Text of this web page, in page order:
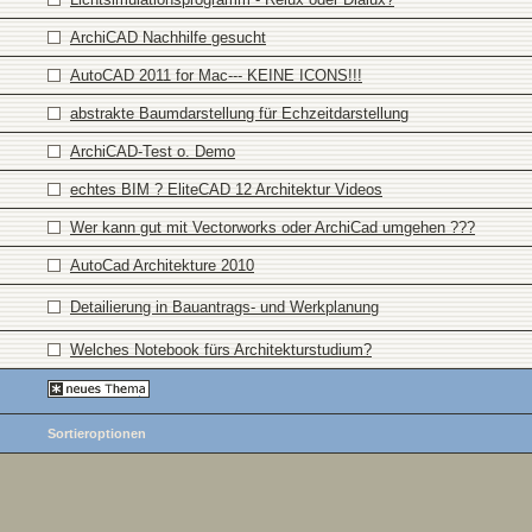
ArchiCAD Nachhilfe gesucht
AutoCAD 2011 for Mac--- KEINE ICONS!!!
abstrakte Baumdarstellung für Echzeitdarstellung
ArchiCAD-Test o. Demo
echtes BIM ? EliteCAD 12 Architektur Videos
Wer kann gut mit Vectorworks oder ArchiCad umgehen ???
AutoCad Architekture 2010
Detailierung in Bauantrags- und Werkplanung
Welches Notebook fürs Architekturstudium?
Sortieroptionen